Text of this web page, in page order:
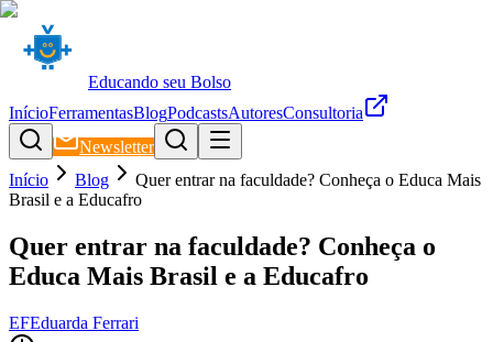
Educando seu Bolso
InícioFerramentasBlogPodcastsAutoresConsultoria
Newsletter
Início
Blog
Quer entrar na faculdade? Conheça o Educa Mais
Brasil e a Educafro
Quer entrar na faculdade? Conheça o
Educa Mais Brasil e a Educafro
EFEduarda Ferrari